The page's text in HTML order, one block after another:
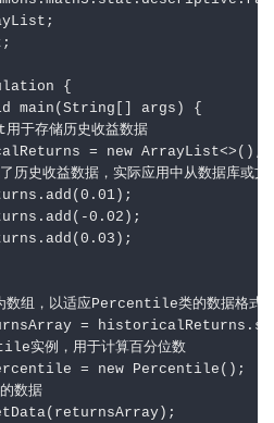
{
main(String[] args) {
于存储历史收益数据
= new ArrayList<>();
史收益数据，实际应用中从数据库或文
0.02);
组，以适应Percentile类的数据格式
=
实例，用于计算百分位数
= new Percentile();
数据